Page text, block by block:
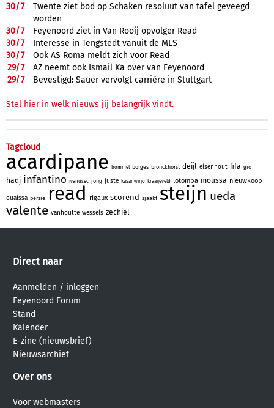
30/7
Twente ziet bod op Schaken resoluut van tafel geveegd
worden
30/7
Feyenoord ziet in Van Rooij opvolger Read
30/7
Interesse in Tengstedt vanuit de MLS
30/7
Ook AS Roma meldt zich voor Read
29/7
AZ neemt ook Ismail Ka over van Feyenoord
29/7 Bevestigd: Sauer vervolgt carrière in Stuttgart
Stel hier in welk nieuws jij belangrijk vindt.
Tagcloud
acardipane bommel borges bronckhorst deijl elsenhout fifa gio
hadj infantino ivanusec jong juste kasanwirjo kraaijeveld lotomba moussa nieuwkoop
ouaissa persie read rigaux scorend sjaakf steijn ueda
valente vanhoutte wessels zechiel
Direct naar
Aanmelden / inloggen
Feyenoord Forum
Stand
Kalender
E-zine (nieuwsbrief)
Nieuwsarchief
Over ons
Voor webmasters